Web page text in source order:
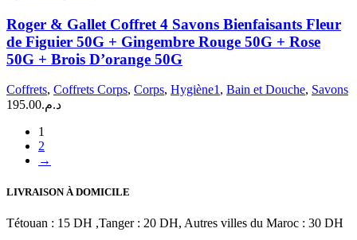
Douche
&
Gallet
Coffret
4
Bienfaisants
Fleur
Figuier
50G
+
Rouge
+
Roger & Gallet Coffret 4 Savons Bienfaisants Fleur
de Figuier 50G + Gingembre Rouge 50G + Rose
50G + Brois D’orange 50G
Coffrets, Coffrets Corps, Corps, Hygiène1, Bain et Douche, Savons
د.م.195.00
1
2
→
LIVRAISON À DOMICILE
Tétouan : 15 DH ,Tanger : 20 DH, Autres villes du Maroc : 30 DH